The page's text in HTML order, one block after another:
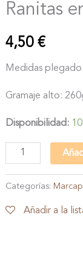
Ranitas
4,50 €
Medidas
Gramaje alto:
Disponibilidad:
Marcapáginas
-Categorías:
Añadir a la